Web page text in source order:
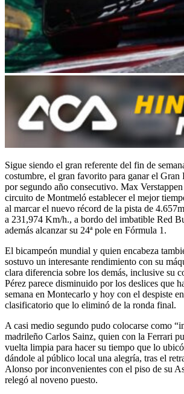
Sigue siendo el gran referente del fin de
costumbre, el gran favorito para ganar el Gran
por segundo año consecutivo. Max
circuito de Montmeló establecer el mejor
al marcar el nuevo récord de la pista de
a 231,974 Km/h., a bordo del imbatible Red
además alcanzar su 24ª pole en Fórmula 1.
El bicampeón mundial y quien encabeza
sostuvo un interesante rendimiento con su
clara diferencia sobre los demás, inclusive su
Pérez parece disminuido por los deslices que
semana en Montecarlo y hoy con el despiste
clasificatorio que lo eliminó de la ronda final.
A casi medio segundo pudo colocarse como
madrileño Carlos Sainz, quien con la Ferrari
vuelta limpia para hacer su tiempo que lo
dándole al público local una alegría, tras el
Alonso por inconvenientes con el piso de su
relegó al noveno puesto.